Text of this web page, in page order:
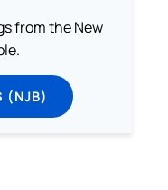
from the New
(NJB)